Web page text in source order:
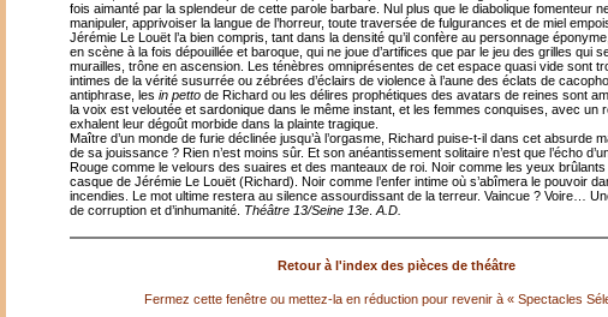
fois aimanté par la splendeur de cette parole barbare. Nul plus que le diabolique fomenteur
manipuler, apprivoiser la langue de l’horreur, toute traversée de fulgurances et de miel
Jérémie Le Louët l’a bien compris, tant dans la densité qu’il confère au personnage
en scène à la fois dépouillée et baroque, qui ne joue d’artifices que par le jeu des grilles qui
murailles, trône en ascension. Les ténèbres omniprésentes de cet espace quasi vide sont
intimes de la vérité susurrée ou zébrées d’éclairs de violence à l’aune des éclats de
antiphrase, les in petto de Richard ou les délires prophétiques des avatars de reines sont
la voix est veloutée et sardonique dans le même instant, et les femmes conquises, avec un
exhalent leur dégoût morbide dans la plainte tragique.
Maître d’un monde de furie déclinée jusqu’à l’orgasme, Richard puise-t-il dans cet absurde
de sa jouissance ? Rien n’est moins sûr. Et son anéantissement solitaire n’est que l’écho
Rouge comme le velours des suaires et des manteaux de roi. Noir comme les yeux
casque de Jérémie Le Louët (Richard). Noir comme l’enfer intime où s’abîmera le pouvoir
incendies. Le mot ultime restera au silence assourdissant de la terreur. Vaincue ? Voire…
de corruption et d’inhumanité. Théâtre 13/Seine 13e A.D.
Retour à l'index des pièces de théâtre
Fermez cette fenêtre ou mettez-la en réduction pour revenir à « Spectacles